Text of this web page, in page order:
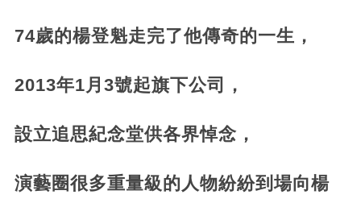
74歲的楊登魁走完了他傳奇的一生，
2013年1月3號起旗下公司，
設立追思紀念堂供各界悼念，
演藝圈很多重量級的人物紛紛到場向楊